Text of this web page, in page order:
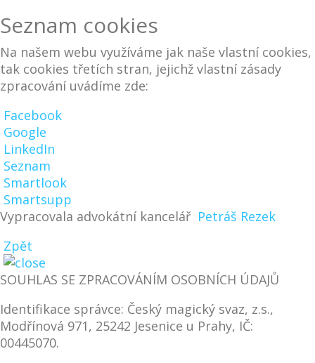
Seznam cookies
Na našem webu využíváme jak naše vlastní cookies,
tak cookies třetích stran, jejichž vlastní zásady
zpracování uvádíme zde:
Facebook
Google
LinkedIn
Seznam
Smartlook
Smartsupp
Vypracovala advokátní kancelář Petráš Rezek
Zpět
SOUHLAS SE ZPRACOVÁNÍM OSOBNÍCH ÚDAJŮ
Identifikace správce: Český magický svaz, z.s.,
Modřínová 971, 25242 Jesenice u Prahy, IČ:
00445070.